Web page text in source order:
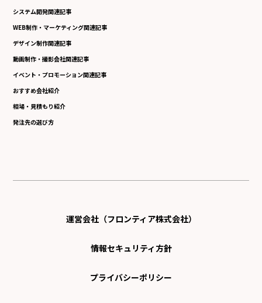
システム開発関連記事
WEB制作・マーケティング関連記事
デザイン制作関連記事
動画制作・撮影会社関連記事
イベント・プロモーション関連記事
おすすめ会社紹介
相場・見積もり紹介
発注先の選び方
運営会社（フロンティア株式会社）
情報セキュリティ方針
プライバシーポリシー